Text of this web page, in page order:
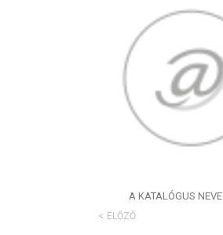
A KATALÓGUS NEVE
ELŐZŐ